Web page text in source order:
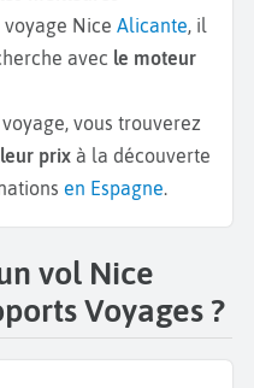
Nice Alicante, il
avec le moteur
vous trouverez
prix à la découverte
en Espagne.
vol Nice
Voyages ?